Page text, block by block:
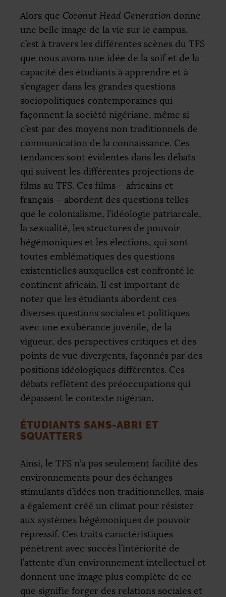
Alors que Coconut Head Generation donne
une belle image de la vie sur le campus,
c’est à travers les différentes scènes du TFS
que nous avons une idée de la soif et de la
capacité des étudiants à apprendre et à
s’engager dans les grandes questions
sociopolitiques contemporaines qui
façonnent la société nigériane, même si
c’est par des moyens non traditionnels de
communication de la connaissance. Ces
tendances sont évidentes dans les débats
qui suivent les différentes projections de
films au TFS. Ces films – africains et
français – abordent des questions telles
que le colonialisme, l’idéologie patriarcale,
la sexualité, les structures de pouvoir
hégémoniques et les élections, qui sont
toutes emblématiques des questions
existentielles auxquelles est confronté le
continent africain. Il est important de
noter que les étudiants abordent ces
diverses questions sociales et politiques
avec une exubérance juvénile, de la
vigueur, des perspectives critiques et des
points de vue divergents, façonnés par des
positions idéologiques différentes. Ces
débats reflètent des préoccupations qui
dépassent le contexte nigérian.
ÉTUDIANTS SANS-ABRI ET
SQUATTERS
Ainsi, le TFS n’a pas seulement facilité des
environnements pour des échanges
stimulants d’idées non traditionnelles, mais
a également créé un climat pour résister
aux systèmes hégémoniques de pouvoir
répressif. Ces traits caractéristiques
pénètrent avec succès l’intériorité de
l’attente d’un environnement intellectuel et
donnent une image plus complète de ce
que signifie forger des relations sociales et